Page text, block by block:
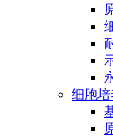
细胞培